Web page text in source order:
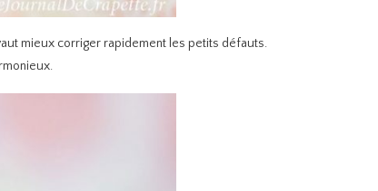
mieux corriger rapidement les petits défauts.